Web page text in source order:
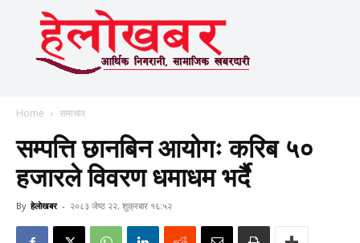
Home समाचार
सम्पत्ति छानबिन आयोगः करिब ५०
हजारले विवरण धमाधम भर्दै
By हेलाेखबर - २०८३ जेष्ठ २२, शुक्रबार १६:५२